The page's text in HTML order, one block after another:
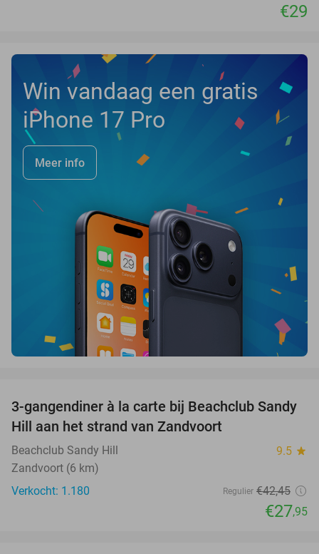
€29
Win vandaag een gratis
iPhone 17 Pro
Meer info
34%
3-gangendiner à la carte bij Beachclub Sandy
Hill aan het strand van Zandvoort
Beachclub Sandy Hill 9.5 star
Zandvoort (6 km)
Verkocht: 1.180
Regulier €42,45
€27,95